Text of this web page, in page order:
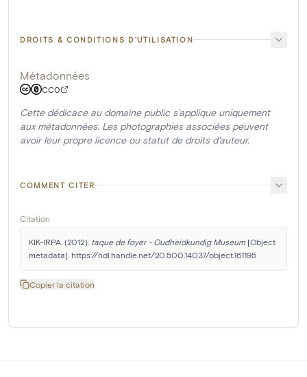
DROITS & CONDITIONS D'UTILISATION
Métadonnées
CC0
Cette dédicace au domaine public s'applique uniquement
aux métadonnées. Les photographies associées peuvent
avoir leur propre licence ou statut de droits d'auteur.
COMMENT CITER
Citation
KIK-IRPA. (2012). taque de foyer - Oudheidkundig Museum [Object
metadata]. https://hdl.handle.net/20.500.14037/object.161195
Copier la citation